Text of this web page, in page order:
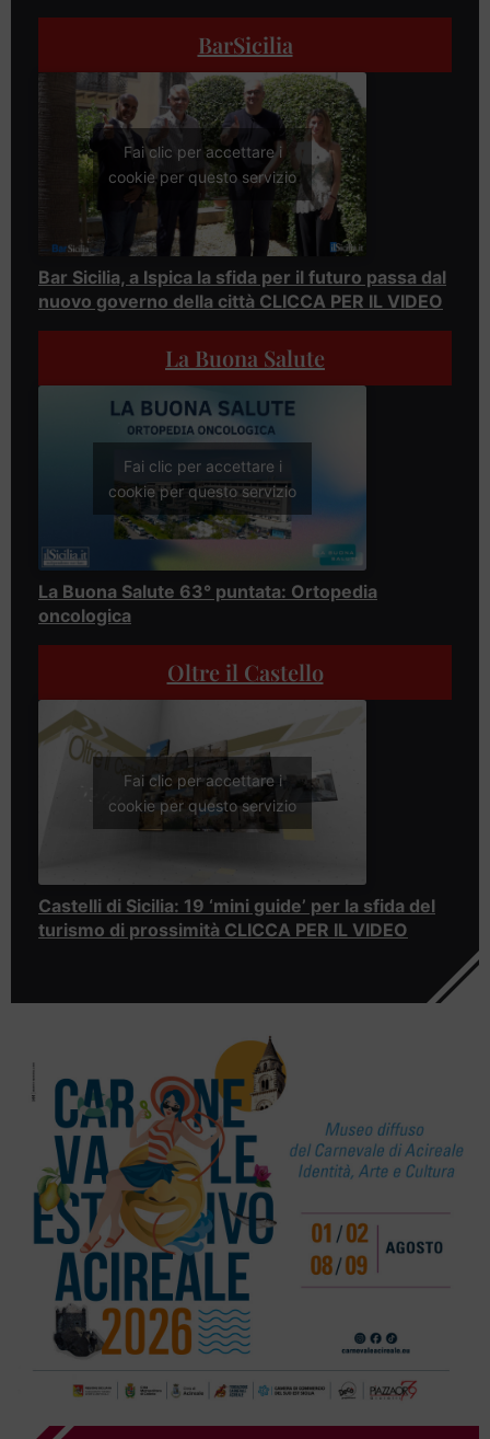
BarSicilia
Fai clic per accettare i
cookie per questo servizio
Bar Sicilia, a Ispica la sfida per il futuro passa dal
nuovo governo della città CLICCA PER IL VIDEO
La Buona Salute
Fai clic per accettare i
cookie per questo servizio
La Buona Salute 63° puntata: Ortopedia
oncologica
Oltre il Castello
Fai clic per accettare i
cookie per questo servizio
Castelli di Sicilia: 19 ‘mini guide’ per la sfida del
turismo di prossimità CLICCA PER IL VIDEO